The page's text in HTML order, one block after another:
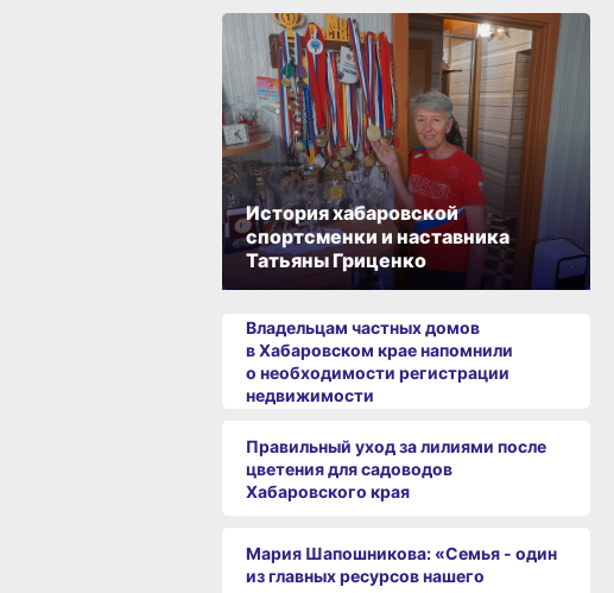
История хабаровской
спортсменки и наставника
Татьяны Гриценко
Владельцам частных домов
в Хабаровском крае напомнили
о необходимости регистрации
недвижимости
Правильный уход за лилиями после
цветения для садоводов
Хабаровского края
Мария Шапошникова: «Семья - один
из главных ресурсов нашего